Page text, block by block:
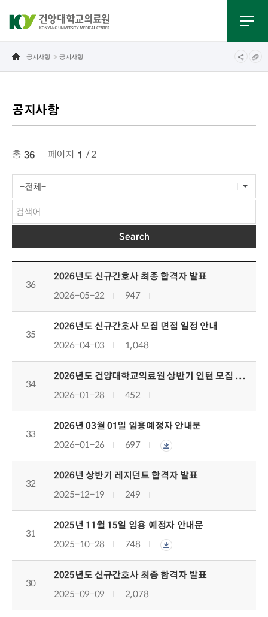
공지사항 공지사항
공지사항
총 36 페이지 1 / 2
채용안내목록으로번호,제목,작성자,조회수,등록일,첨부파일로 나열 되고 있습니다.
36
2026년도 신규간호사 최종 합격자 발표
2026-05-22
947
35
2026년도 신규간호사 모집 면접 일정 안내
2026-04-03
1,048
34
2026년도 건양대학교의료원 상반기 인턴 모집 합격자 발표
2026-01-28
452
33
2026년 03월 01일 임용예정자 안내문
2026-01-26
697
32
2026년 상반기 레지던트 합격자 발표
2025-12-19
249
31
2025년 11월 15일 임용 예정자 안내문
2025-10-28
748
30
2025년도 신규간호사 최종 합격자 발표
2025-09-09
2,078